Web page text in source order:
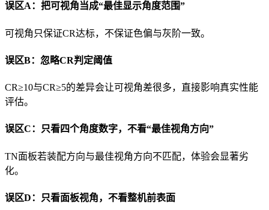
误区A：把可视角当成“最佳显示角度范围”
可视角只保证CR达标，不保证色偏与灰阶一致。
误区B：忽略CR判定阈值
CR≥10与CR≥5的差异会让可视角差很多，直接影响真实性能
评估。
误区C：只看四个角度数字，不看“最佳视角方向”
TN面板若装配方向与最佳视角方向不匹配，体验会显著劣
化。
误区D：只看面板视角，不看整机前表面